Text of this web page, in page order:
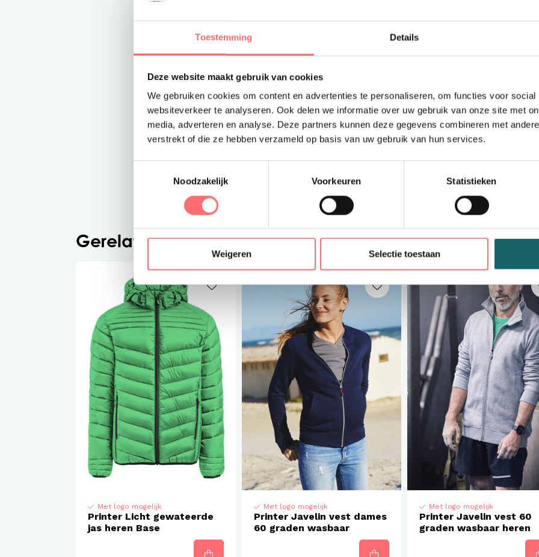
Toestemming Details
Deze website maakt gebruik van cookies
We gebruiken cookies om content en advertenties te personaliseren, om functies voor social
websiteverkeer te analyseren. Ook delen we informatie over uw gebruik van onze site met
media, adverteren en analyse. Deze partners kunnen deze gegevens combineren met
verstrekt of die ze hebben verzameld op basis van uw gebruik van hun services.
Noodzakelijk
Voorkeuren Statistieken
Weigeren Selectie toestaan
Maak kennis met
jas voor elke
en doorstikt met
stijl met
en elastische
personalisatie te
100% gecertificeerd
40 graden wasbaar
Materiaal : Shell:
Gerelateerde producten
Met logo mogelijk
Printer Licht gewateerde
jas heren Base
Met logo mogelijk
Printer Javelin vest dames
60 graden wasbaar
Met logo mogelijk
Printer Javelin vest 60
graden wasbaar heren